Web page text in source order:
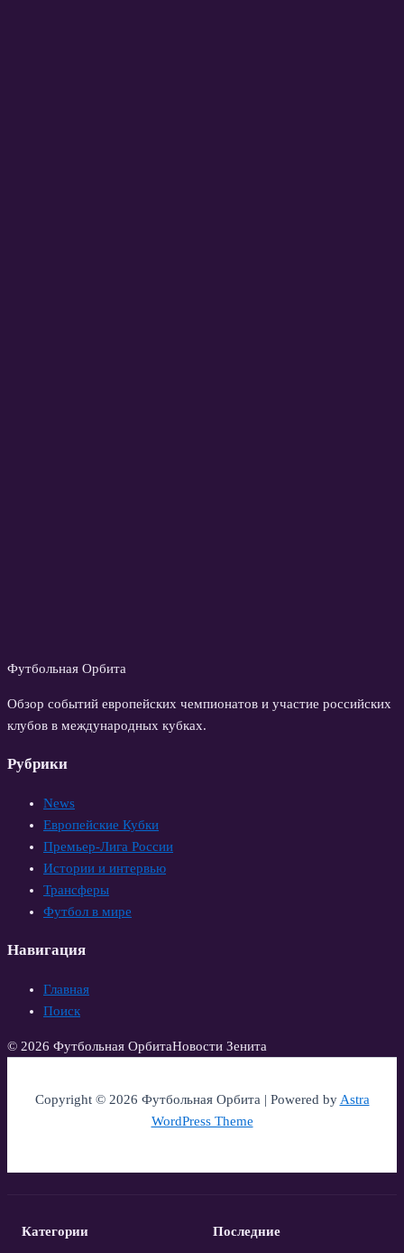
Футбольная Орбита
Обзор событий европейских чемпионатов и участие российских
клубов в международных кубках.
Рубрики
News
Европейские Кубки
Премьер-Лига России
Истории и интервью
Трансферы
Футбол в мире
Навигация
Главная
Поиск
© 2026 Футбольная ОрбитаНовости Зенита
Copyright © 2026 Футбольная Орбита | Powered byAstra
WordPress Theme
Категории Последние